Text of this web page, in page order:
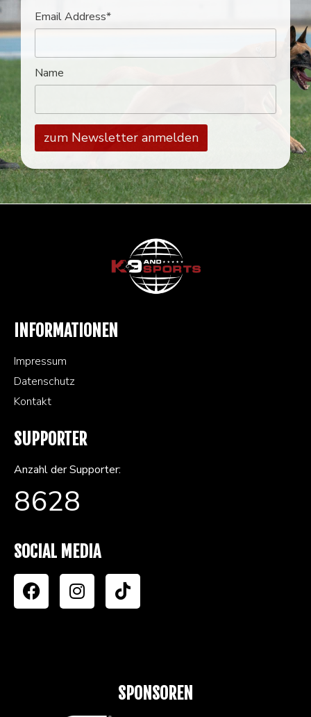
Email Address*
Name
INFORMATIONEN
Impressum
Datenschutz
Kontakt
SUPPORTER
Anzahl der Supporter:
8628
SOCIAL MEDIA
SPONSOREN